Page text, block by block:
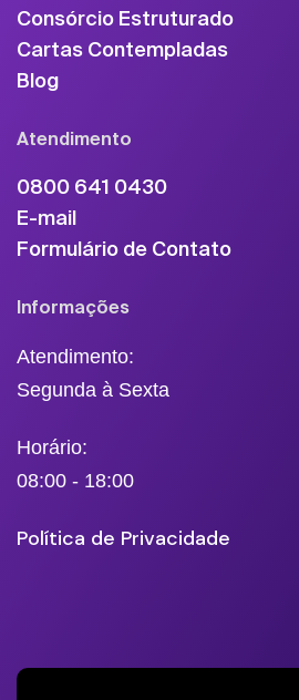
Consórcio Estruturado
Cartas Contempladas
Blog
Atendimento
0800 641 0430
E-mail
Formulário de Contato
Informações
Atendimento:
Segunda à Sexta
Horário:
08:00 - 18:00
Política de Privacidade